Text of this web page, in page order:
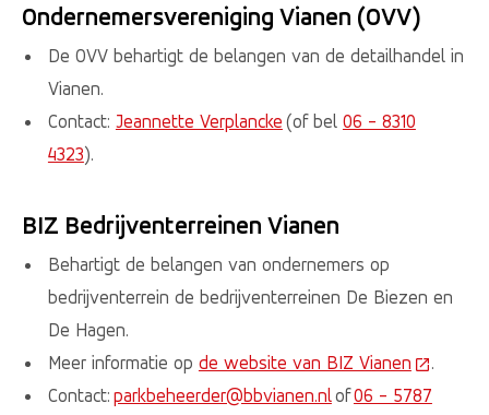
Ondernemersvereniging Vianen (OVV)
De OVV behartigt de belangen van de detailhandel in
Vianen.
Contact: Jeannette Verplancke (of bel 06 - 8310
4323).
BIZ Bedrijventerreinen Vianen
Behartigt de belangen van ondernemers op
bedrijventerrein de bedrijventerreinen De Biezen en
De Hagen.
Meer informatie op de website van BIZ Vianen (Deze
.
Contact: parkbeheerder@bbvianen.nlof06 - 5787